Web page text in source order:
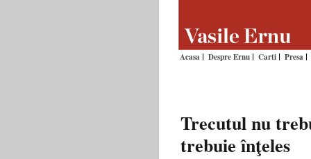
Acasa Despre Ernu Carti Presa
Trecutul nu
trebuie înţeles